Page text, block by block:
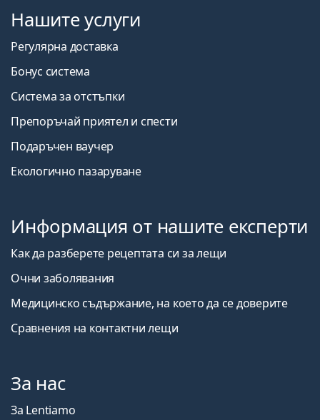
Нашите услуги
Регулярна доставка
Бонус система
Система за отстъпки
Препоръчай приятел и спести
Подаръчен ваучер
Екологично пазаруване
Информация от нашите експерти
Как да разберете рецептата си за лещи
Очни заболявания
Медицинско съдържание, на което да се доверите
Сравнения на контактни лещи
За нас
За Lentiamo